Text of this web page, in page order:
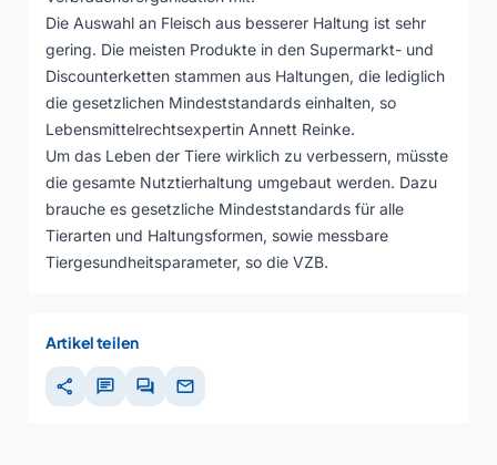
Die Auswahl an Fleisch aus besserer Haltung ist sehr
gering. Die meisten Produkte in den Supermarkt- und
Discounterketten stammen aus Haltungen, die lediglich
die gesetzlichen Mindeststandards einhalten, so
Lebensmittelrechtsexpertin Annett Reinke.
Um das Leben der Tiere wirklich zu verbessern, müsste
die gesamte Nutztierhaltung umgebaut werden. Dazu
brauche es gesetzliche Mindeststandards für alle
Tierarten und Haltungsformen, sowie messbare
Tiergesundheitsparameter, so die VZB.
Artikel teilen
share chat forum mail